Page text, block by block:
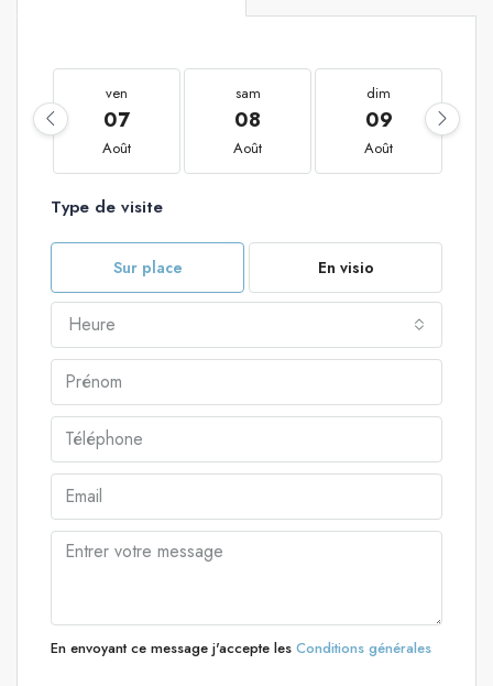
ven
07
Août
sam
08
Août
dim
09
Août
Type de visite
Sur place En visio
Heure
En envoyant ce message j'accepte les Conditions générales